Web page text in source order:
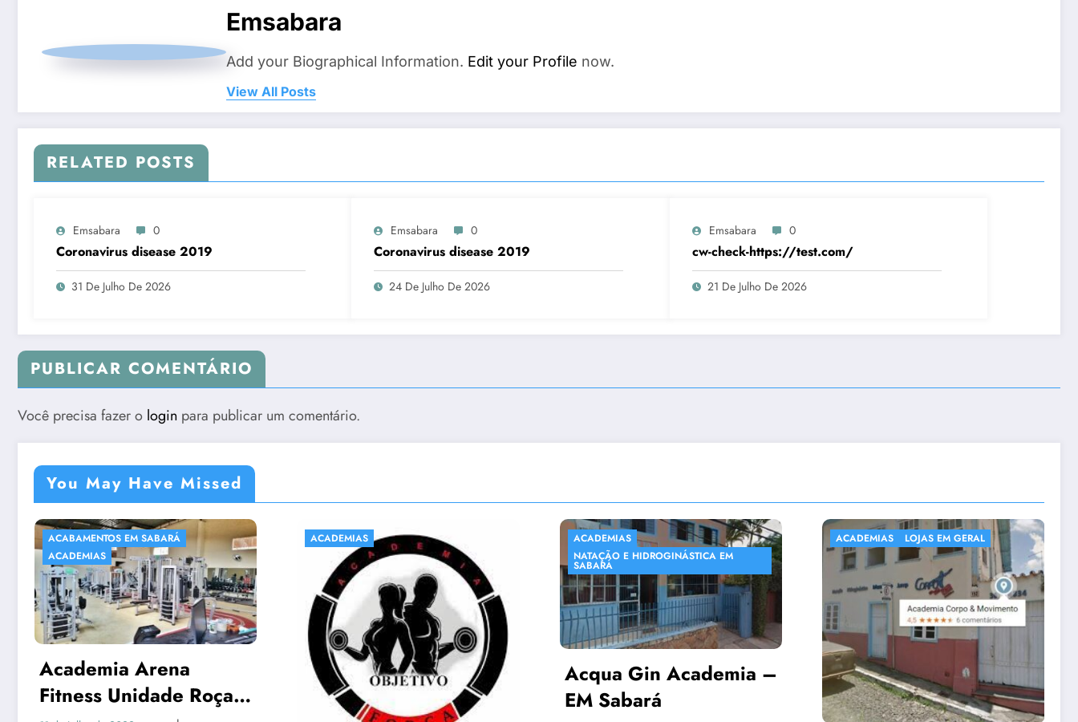
Emsabara
Add your Biographical Information. Edit your Profile now.
View All Posts
RELATED POSTS
Emsabara 0
Coronavirus disease 2019
31 De Julho De 2026
Emsabara 0
Coronavirus disease 2019
24 De Julho De 2026
Emsabara 0
cw-check-https://test.com/
21 De Julho De 2026
PUBLICAR COMENTÁRIO
Você precisa fazer o login para publicar um comentário.
You May Have Missed
Roça
ACADEMIAS
ACADEMIAS
NATAÇÃO E HIDROGINÁSTICA EM
SABARÁ
Acqua Gin Academia –
EM Sabará
ACADEMIAS LOJAS EM GERAL
ACADEMIAS
NATAÇÃO E
SABARÁ
Academia
Cultural Sattwa
10 de dezembro de 2020